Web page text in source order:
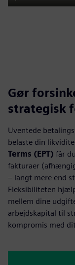
Play
Gør
strategisk
Uventede
belaste din
Terms (EPT) får
fakturaer
– langt mere end
Fleksibiliteten
mellem dine
arbejdskapital til
kompromis med